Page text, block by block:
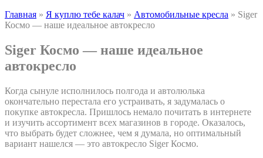
Главная » Я куплю тебе калач » Автомобильные кресла » Siger
Космо — наше идеальное автокресло
Siger Космо — наше идеальное
автокресло
Когда сынуле исполнилось полгода и автолюлька
окончательно перестала его устраивать, я задумалась о
покупке автокресла. Пришлось немало почитать в интернете
и изучить ассортимент всех магазинов в городе. Оказалось,
что выбрать будет сложнее, чем я думала, но оптимальный
вариант нашелся — это автокресло Siger Космо.